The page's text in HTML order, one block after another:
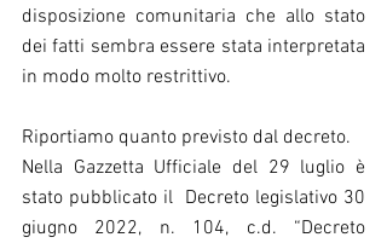
disposizione comunitaria che allo stato
dei fatti sembra essere stata interpretata
in modo molto restrittivo.
Riportiamo quanto previsto dal decreto.
Nella Gazzetta Ufficiale del 29 luglio è
stato pubblicato il  Decreto legislativo 30
giugno 2022, n. 104, c.d. “Decreto